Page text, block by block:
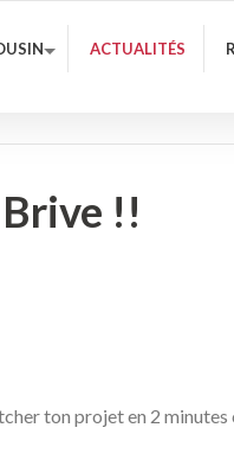
ACTUALITÉS
!!
ton projet en 2 minutes